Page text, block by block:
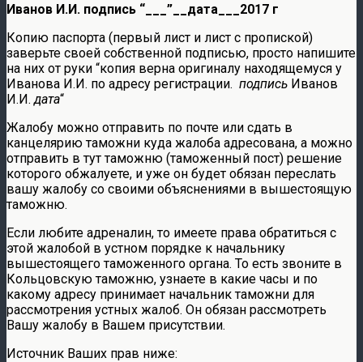
Иванов И.И. подпись “___”__дата___2017 г
Копию паспорта (первый лист и лист с пропиской)
заверьте своей собственной подписью, просто напишите
на них от руки “копия верна оригиналу находящемуся у
Иванова И.И. по адресу регистрации. подпись Иванов
И.И.дата“
Жалобу можно отправить по почте или сдать в
канцелярию таможни куда жалоба адресована, а можно
отправить в тут таможню (таможенный пост) решение
которого обжалуете, и уже он будет обязан переслать
вашу жалобу со своими объяснениями в вышестоящую
таможню.
Если любите адреналин, то имеете права обратиться с
этой жалобой в устном порядке к начальнику
вышестоящего таможенного органа. То есть звоните в
Кольцовскую таможню, узнаете в какие часы и по
какому адресу принимает начальник таможни для
рассмотрения устных жалоб. Он обязан рассмотреть
Вашу жалобу в Вашем присутствии.
Источник Ваших прав ниже: